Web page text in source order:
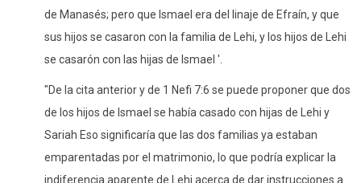
de Manasés; pero que Ismael era del linaje de Efraín, y que
sus hijos se casaron con la familia de Lehi, y los hijos de Lehi
se casarón con las hijas de Ismael '.
"De la cita anterior y de 1 Nefi 7:6 se puede proponer que dos
de los hijos de Ismael se había casado con hijas de Lehi y
Sariah Eso significaría que las dos familias ya estaban
emparentadas por el matrimonio, lo que podría explicar la
indiferencia aparente de Lehi acerca de dar instrucciones a